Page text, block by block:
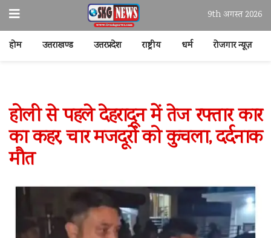
9th अगस्त 2026
होम उत्तराखण्ड उत्तरप्रदेश राष्ट्रीय धर्म रोजगार न्यूज़
होली से पहले देहरादून में तेज रफ्तार कार
का कहर, चार मजदूरों को कुचला, दर्दनाक
मौत